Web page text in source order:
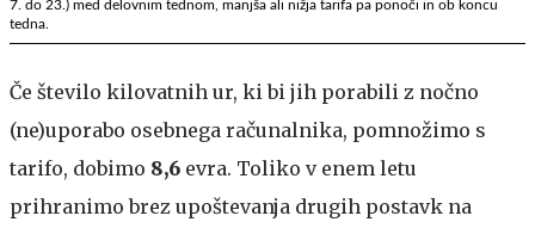
7. do 23.) med delovnim tednom, manjša ali nižja tarifa pa ponoči in ob koncu
tedna.
Če število kilovatnih ur, ki bi jih porabili z nočno
(ne)uporabo osebnega računalnika, pomnožimo s
tarifo, dobimo 8,6 evra. Toliko v enem letu
prihranimo brez upoštevanja drugih postavk na